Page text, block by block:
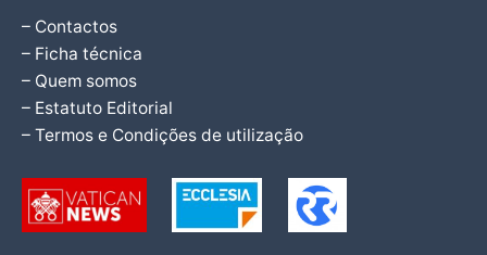
– Contactos
– Ficha técnica
– Quem somos
– Estatuto Editorial
– Termos e Condições de utilização